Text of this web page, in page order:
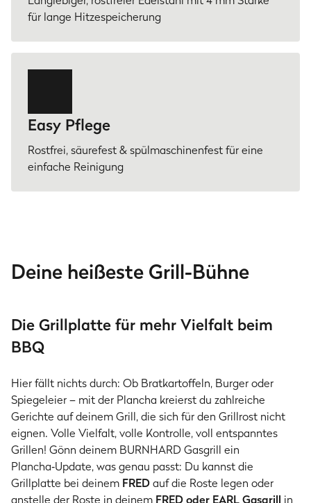
für lange Hitzespeicherung
Easy Pflege
Rostfrei, säurefest & spülmaschinenfest für eine
einfache Reinigung
Deine heißeste Grill-Bühne
Die Grillplatte für mehr Vielfalt beim
BBQ
Hier fällt nichts durch: Ob Bratkartoffeln, Burger oder
Spiegeleier – mit der Plancha kreierst du zahlreiche
Gerichte auf deinem Grill, die sich für den Grillrost nicht
eignen. Volle Vielfalt, volle Kontrolle, voll entspanntes
Grillen! Gönn deinem BURNHARD Gasgrill ein
Plancha‑Update, was genau passt: Du kannst die
Grillplatte bei deinem FREDauf die Roste legen oder
anstelle der Roste in deinem FRED oder EARL Gasgrill in